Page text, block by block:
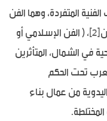
المتفردة، وهما الفن
[2] ، ( الفن الإسلامي أو
في الشمال، المتأثرين
تحت الحكم
من عمال بناء